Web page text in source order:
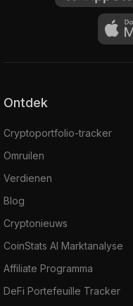
Ontdek
Cryptoportfolio-tracker
Omruilen
Verdienen
Blog
Cryptonieuws
CoinStats AI Marktanalyse
Affiliate Programma
DeFi Portefeuille Tracker